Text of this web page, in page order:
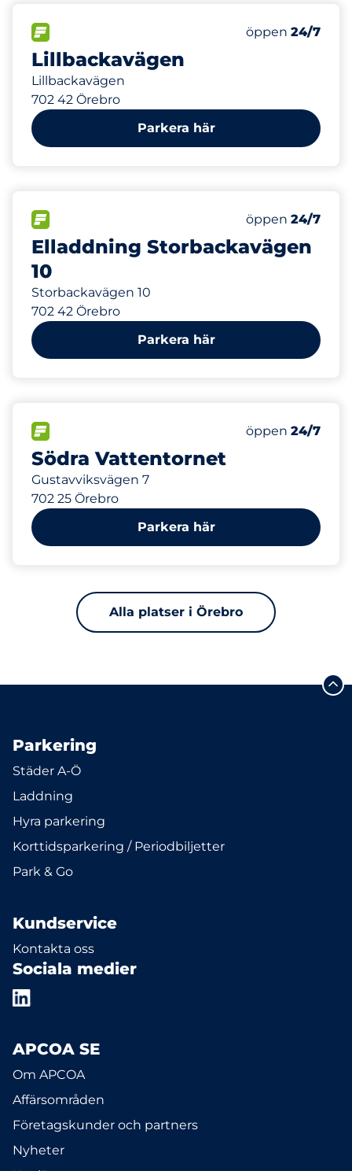
Lillbackavägen
Lillbackavägen
702 42 Örebro
Antal
Totalt antal
Fredag
öppen 24/7
259 m
Parkera här
Elladdning Storbackavägen
10
Storbackavägen 10
702 42 Örebro
Antal
Electric Car
Fredag
öppen 24/7
347 m
Parkera här
Södra Vattentornet
Gustavviksvägen 7
702 25 Örebro
Antal
Totalt antal
Fredag
öppen 24/7
714 m
Parkera här
Alla platser i Örebro
Parkering
Städer A-Ö
Laddning
Hyra parkering
Korttidsparkering / Periodbiljetter
Park & Go
Kundservice
Kontakta oss
Sociala medier
APCOA SE
Om APCOA
Affärsområden
Företagskunder och partners
Nyheter